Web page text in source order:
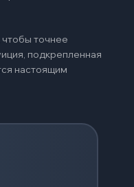
точнее
подкрепленная
настоящим